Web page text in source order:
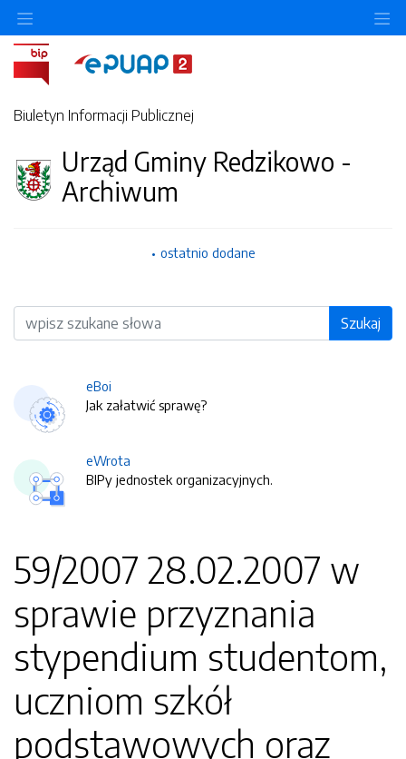
Biuletyn Informacji Publicznej
Urząd Gminy Redzikowo -
Archiwum
ostatnio dodane
Wyszukiwarka Szukaj
eBoi
Jak załatwić sprawę?
eWrota
BIPy jednostek organizacyjnych.
59/2007 28.02.2007 w
sprawie przyznania
stypendium studentom,
uczniom szkół
podstawowych oraz